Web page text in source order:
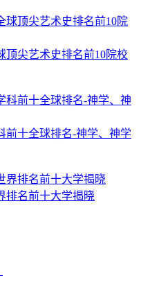
顶尖艺术史排名前10院校
前十全球排名-神学、神学
排名前十大学揭晓